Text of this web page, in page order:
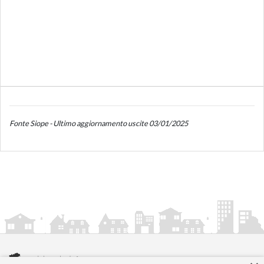
Fonte Siope - Ultimo aggiornamento uscite 03/01/2025